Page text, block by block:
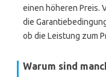
einen höheren Preis.
die
ob die Leistung zum
Warum sind